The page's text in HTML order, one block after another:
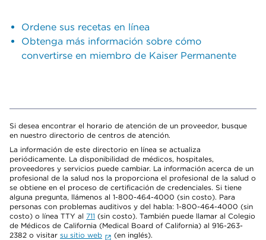
Ordene sus recetas en línea
Obtenga más información sobre cómo
convertirse en miembro de Kaiser Permanente
Si desea encontrar el horario de atención de un proveedor, busque
en nuestro directorio de centros de atención.
La información de este directorio en línea se actualiza
periódicamente. La disponibilidad de médicos, hospitales,
proveedores y servicios puede cambiar. La información acerca de un
profesional de la salud nos la proporciona el profesional de la salud o
se obtiene en el proceso de certificación de credenciales. Si tiene
alguna pregunta, llámenos al 1-800-464-4000 (sin costo). Para
personas con problemas auditivos y del habla: 1-800-464-4000 (sin
costo) o línea TTY al 711 (sin costo). También puede llamar al Colegio
de Médicos de California (Medical Board of California) al 916-263-
2382 o visitar su sitio web
(en inglés).